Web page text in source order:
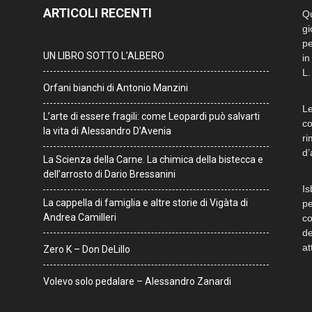
ARTICOLI RECENTI
UN LIBRO SOTTO L’ALBERO
Orfani bianchi di Antonio Manzini
L’arte di essere fragili: come Leopardi può salvarti
la vita di Alessandro D’Avenia
La Scienza della Carne. La chimica della bistecca e
dell’arrosto di Dario Bressanini
La cappella di famiglia e altre storie di Vigàta di
Andrea Camilleri
Zero K – Don DeLillo
Volevo solo pedalare – Alessandro Zanardi